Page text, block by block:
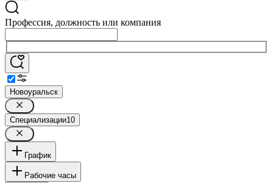
Профессия, должность или компания
Новоуральск
Специализации10
График
Рабочие часы